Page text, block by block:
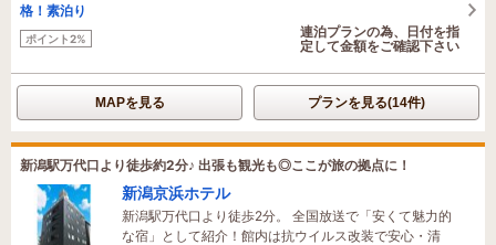
格！素泊り
ポイント2%
連泊プランの為、日付を指
定して金額をご確認下さい
MAPを見る プランを見る(14件)
新潟駅万代口より徒歩約2分♪ 出張も観光も◎ここが旅の拠点に！
新潟京浜ホテル
新潟駅万代口より徒歩2分。 全国放送で「安くて魅力的
な宿」として紹介！館内は抗ウイルス改装で安心・清